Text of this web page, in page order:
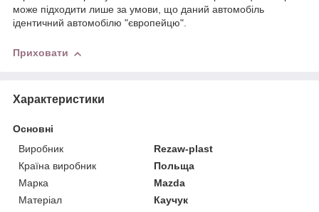
може підходити лише за умови, що даний автомобіль
ідентичний автомобілю "європейцю".
Приховати
Характеристики
Основні
Виробник
Rezaw-plast
Країна виробник
Польща
Марка
Mazda
Матеріал
Каучук